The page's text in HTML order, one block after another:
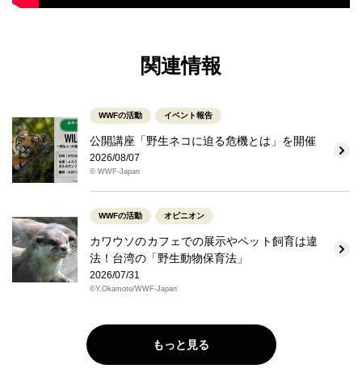
関連情報
WWFの活動 イベント報告
公開講座「野生ネコに迫る危機とは」を開催
2026/08/07
© WWF-Japan
WWFの活動 オピニオン
カワウソのカフェでの展示やペット飼育は違
法！台湾の「野生動物保育法」
2026/07/31
©Y.Okamoto/WWF-Japan
もっと見る